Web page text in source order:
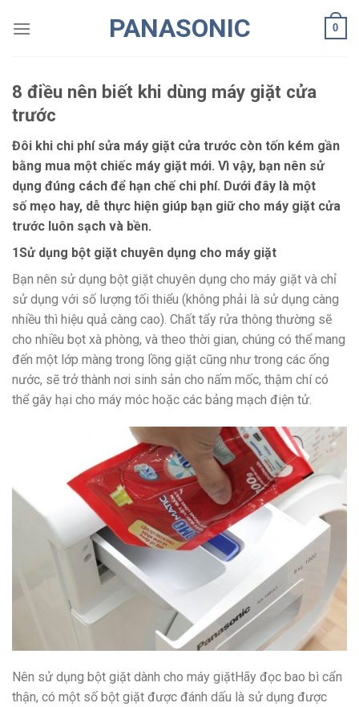
PANASONIC 0
8 điều nên biết khi dùng máy giặt cửa
trước
Đôi khi chi phí sửa máy giặt cửa trước còn tốn kém gần
bằng mua một chiếc máy giặt mới. Vì vậy, bạn nên sử
dụng đúng cách để hạn chế chi phí. Dưới đây là một
số mẹo hay, dễ thực hiện giúp bạn giữ cho máy giặt cửa
trước luôn sạch và bền.
1Sử dụng bột giặt chuyên dụng cho máy giặt
Bạn nên sử dụng bột giặt chuyên dụng cho máy giặt và chỉ
sử dụng với số lượng tối thiểu (không phải là sử dụng càng
nhiều thì hiệu quả càng cao). Chất tẩy rửa thông thường sẽ
cho nhiều bọt xà phòng, và theo thời gian, chúng có thể mang
đến một lớp màng trong lồng giặt cũng như trong các ống
nước, sẽ trở thành nơi sinh sản cho nấm mốc, thậm chí có
thể gây hại cho máy móc hoặc các bảng mạch điện tử.
Nên sử dụng bột giặt dành cho máy giặtHãy đọc bao bì cẩn
thận, có một số bột giặt được đánh dấu là sử dụng được